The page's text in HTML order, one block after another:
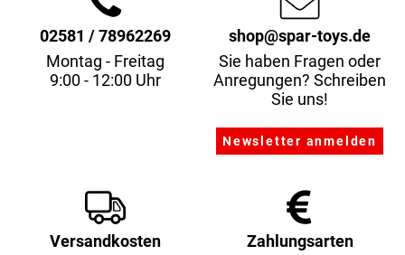
02581 / 78962269
Montag - Freitag
9:00 - 12:00 Uhr
shop@spar-toys.de
Sie haben Fragen oder
Anregungen? Schreiben
Sie uns!
Versandkosten
Zahlungsarten